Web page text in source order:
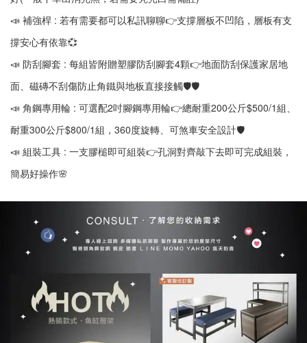
📣 補強桿 : 若有需要都可以私訊聊聊👉支撐層板不凹陷，層板有支
撐安心有依靠💞
📣 防刮腳套 : 每組皆附贈塑膠防刮腳套4顆👉地面防刮保護家居地
面、磁磚不刮傷防止角鐵與地板直接接觸🛡🛡
📣 角鋼專用輪 : 可選配2吋腳鋼專用輪👉總耐重200公斤$500/1組、
耐重300公斤$800/1組，360度旋轉、可煞車安全設計🛡
📣 組裝工具 : 一支膠槌即可組裝👉孔洞對齊敲下去即可完成組裝，
簡易好操作🌸